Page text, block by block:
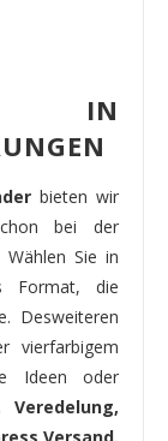
IN
bieten wir
bei der
Wählen Sie in
Format, die
Desweiteren
vierfarbigem
Ideen oder
Veredelung,